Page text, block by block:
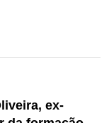
de Ver
ex-